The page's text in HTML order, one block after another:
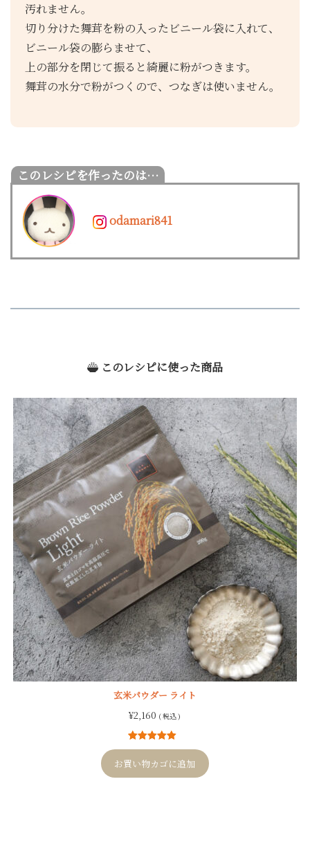
汚れません。
切り分けた舞茸を粉の入ったビニール袋に入れて、
ビニール袋の膨らませて、
上の部分を閉じて振ると綺麗に粉がつきます。
舞茸の水分で粉がつくので、つなぎは使いません。
odamari841
このレシピに使った商品
玄米パウダー ライト
¥2,160 ( 税込 )
1
件の利用者
評価に基づ
く5段階評価
のうち、
お買い物カゴに追加